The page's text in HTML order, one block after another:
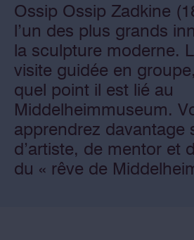
Ossip Ossip Zadkine
l’un des plus grands
la sculpture moderne.
visite guidée en
quel point il est lié au
Middelheimmuseum.
apprendrez davantage
d’artiste, de mentor et
du « rêve de